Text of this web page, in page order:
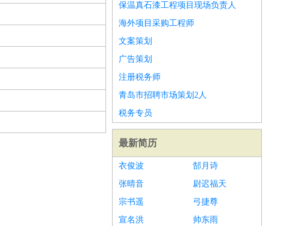
保温真石漆工程项目现场负责人
海外项目采购工程师
文案策划
广告策划
注册税务师
青岛市招聘市场策划2人
税务专员
最新简历
衣俊波
郜月诗
张晴音
尉迟福天
宗书遥
弓捷尊
宣名洪
帅东雨